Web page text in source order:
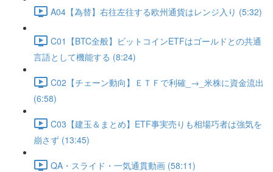
A04【為替】右往左往する欧州通貨はレンジ入り (5:32)
C01【BTC全般】ビットコインETFはゴールドとの共通
言語として機能する (8:24)
C02【チェーン動向】ＥＴＦで利確_→_米株に資金流出
(6:58)
C03【建玉＆まとめ】ETF事実売りも相場巧者は強気を
崩さず (13:45)
QA・スライド・一気通貫動画 (58:11)